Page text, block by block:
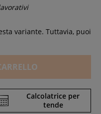
variante. Tuttavia, puoi
Calcolatrice per
tende